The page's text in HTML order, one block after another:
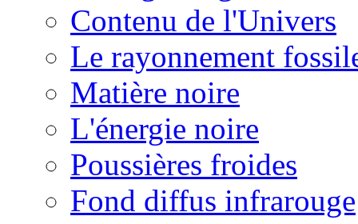
Contenu de l'Univers
Le rayonnement
Matière noire
L'énergie noire
Poussières froides
Fond diffus infrarouge